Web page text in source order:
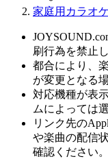
家庭用カラオ
刷行為を禁止
都合により、
が変更となる
対応機種が表
ムによっては
リンク先の
や楽曲の配信
確認ください。